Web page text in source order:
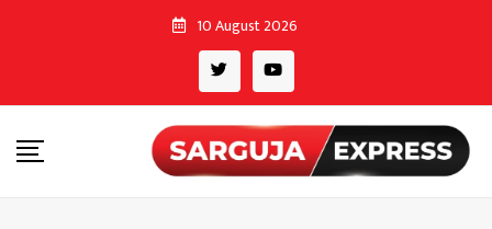
10 August 2026